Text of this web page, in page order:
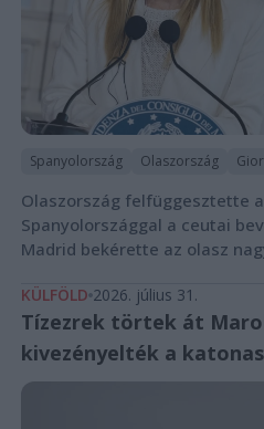
Spanyolország Olaszország
Olaszország felfüggesztette
Spanyolországgal a ceutai
Madrid bekérette az olasz
KÜLFÖLD 2026. július 31.
Tízezrek törtek át
kivezényelték a